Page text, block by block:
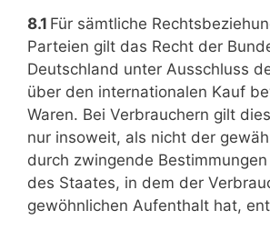
8.1 Für sämtliche
Parteien gilt das Recht der
Deutschland unter Ausschluss
über den internationalen Kauf
Waren. Bei Verbrauchern gilt
nur insoweit, als nicht der
durch zwingende
des Staates, in dem der
gewöhnlichen Aufenthalt hat,